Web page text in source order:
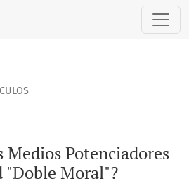
Potenciadores de una Sociedad
Medios Potenciadores
"Doble Moral"?